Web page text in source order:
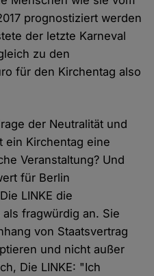
prognostiziert werden
der letzte Karneval
zu den
für den Kirchentag also
der Neutralität und
ein Kirchentag eine
Veranstaltung? Und
für Berlin
LINKE die
fragwürdig an. Sie
von Staatsvertrag
und nicht außer
Die LINKE: "Ich